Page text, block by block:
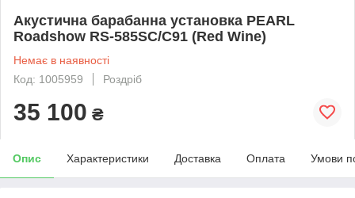
Акустична барабанна установка PEARL
Roadshow RS-585SC/C91 (Red Wine)
Немає в наявності
Код: 1005959
Роздріб
35 100 ₴
Опис Характеристики Доставка Оплата Умови